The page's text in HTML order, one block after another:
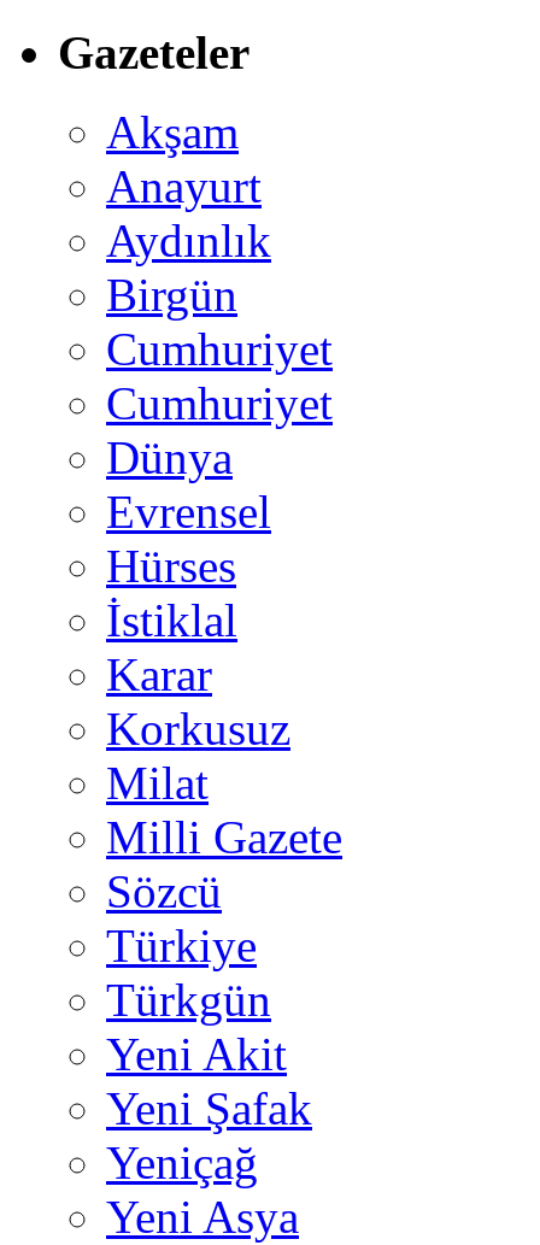
Gazeteler
Akşam
Anayurt
Aydınlık
Birgün
Cumhuriyet
Cumhuriyet
Dünya
Evrensel
Hürses
İstiklal
Karar
Korkusuz
Milat
Milli Gazete
Sözcü
Türkiye
Türkgün
Yeni Akit
Yeni Şafak
Yeniçağ
Yeni Asya